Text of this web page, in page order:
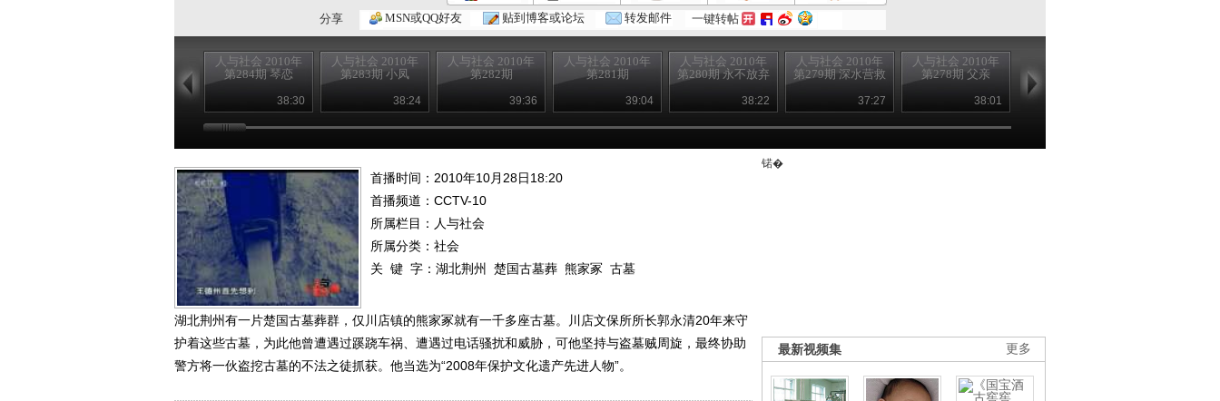
分享
MSN或QQ好友 贴到博客或论坛 转发邮件 一键转帖
人与社会 2010年
第284期 琴恋
38:30
人与社会 2010年
第283期 小凤
38:24
人与社会 2010年
第282期
39:36
人与社会 2010年
第281期
39:04
人与社会 2010年
第280期 永不放弃
38:22
人与社会 2010年
第279期 深水营救
37:27
人与社会 2010年
第278期 父亲
38:01
首播时间：2010年10月28日18:20
首播频道： CCTV-10
所属栏目： 人与社会
所属分类：社会
关 键 字： 湖北荆州 楚国古墓葬 熊家冢 古墓
湖北荆州有一片楚国古墓葬群，仅川店镇的熊家冢就有一千多座古墓。川店文保所所长郭永清20年来守
护着这些古墓，为此他曾遭遇过蹊跷车祸、遭遇过电话骚扰和威胁，可他坚持与盗墓贼周旋，最终协助
警方将一伙盗挖古墓的不法之徒抓获。他当选为“2008年保护文化遗产先进人物”。
锘�
更多
最新视频集